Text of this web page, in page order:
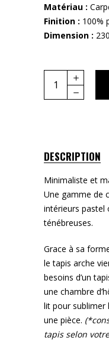
Matériau :
Finition : 100%
Dimension :
Quantity
DESCRIPTION
Minimaliste et
Une gamme de
intérieurs pastel
ténébreuses.
Grace à sa
le tapis arche
besoins d’un
une chambre
lit pour sublimer
une pièce.
tapis selon